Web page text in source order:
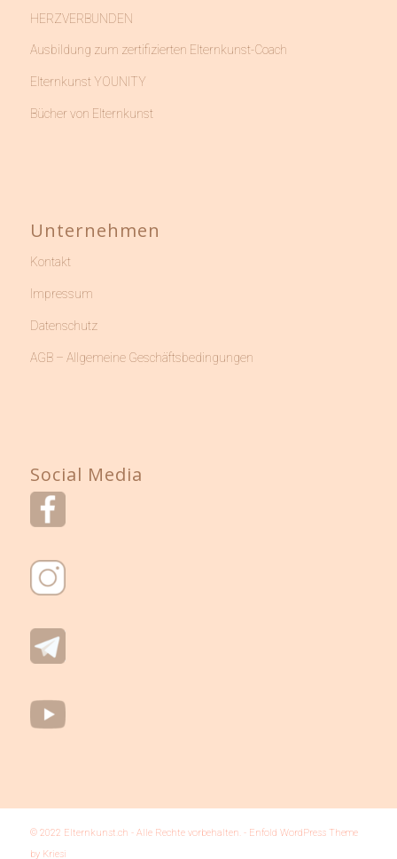
HERZVERBUNDEN
Ausbildung zum zertifizierten Elternkunst-Coach
Elternkunst YOUNITY
Bücher von Elternkunst
Unternehmen
Kontakt
Impressum
Datenschutz
AGB – Allgemeine Geschäftsbedingungen
Social Media
© 2022 Elternkunst.ch - Alle Rechte vorbehalten. - Enfold WordPress Theme
by Kriesi